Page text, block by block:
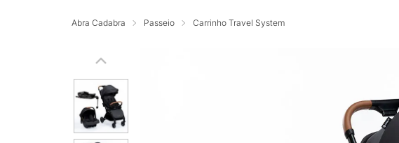
Abra Cadabra Passeio Carrinho Travel System